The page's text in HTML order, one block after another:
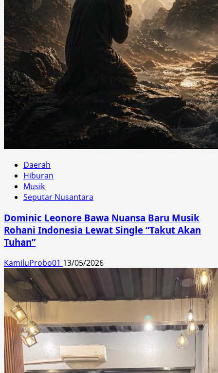
Daerah
Hiburan
Musik
Seputar Nusantara
Dominic Leonore Bawa Nuansa Baru Musik
Rohani Indonesia Lewat Single “Takut Akan
Tuhan”
KamiluProbo01 13/05/2026